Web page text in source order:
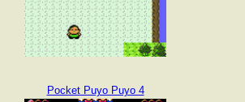
Pocket Puyo Puyo 4